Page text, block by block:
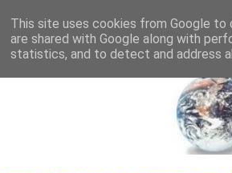
This site uses cookies from Google to
are shared with Google along with
statistics, and to detect and address